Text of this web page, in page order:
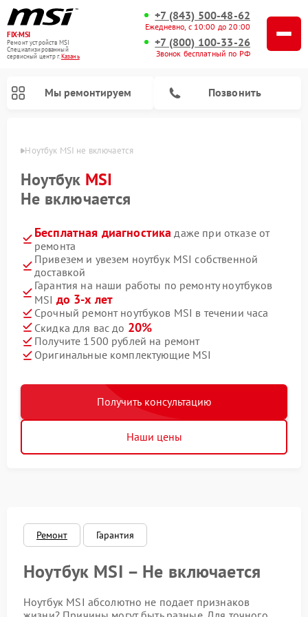
FIX-MSI
Ремонт устройств MSI
Специализированный
cервисный центр г.Казань
+7 (843) 500-48-62
Ежедневно, с 10:00 до 20:00
+7 (800) 100-33-26
Звонок бесплатный по РФ
Мы ремонтируем Позвонить
Ноутбук MSI не включается
Ноутбук MSI
Не включается
Бесплатная диагностика даже при отказе от
ремонта
Привезем и увезем ноутбук MSI собственной
доставкой
Гарантия на наши работы по ремонту ноутбуков
MSI до 3-х лет
Срочный ремонт ноутбуков MSI в течении часа
Скидка для вас до 20%
Получите 1500 рублей на ремонт
Оригинальные комплектующие MSI
Получить консультацию
Наши цены
Ремонт Гарантия
Ноутбук MSI – Не включается
Ноутбук MSI абсолютно не подает признаков